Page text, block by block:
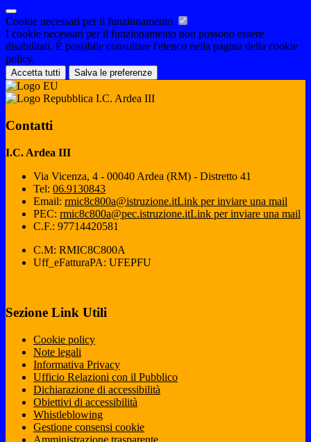
Cookie necessari per il funzionamento
I cookie necessari per il funzionamento non possono essere
disabilitati. È possibile consultare l'elenco nella pagina della cookie
policy.
Accetta tutti Salva le preferenze
I.C. Ardea III
Contatti
I.C. Ardea III
Via Vicenza, 4 - 00040 Ardea (RM) - Distretto 41
Tel: 06.9130843
Email: rmic8c800a@istruzione.itLink per inviare una mail
PEC: rmic8c800a@pec.istruzione.itLink per inviare una mail
C.F.: 97714420581
C.M: RMIC8C800A
Uff_eFatturaPA: UFEPFU
Sezione Link Utili
Cookie policy
Note legali
Informativa Privacy
Ufficio Relazioni con il Pubblico
Dichiarazione di accessibilità
Obiettivi di accessibilità
Whistleblowing
Gestione consensi cookie
Amministrazione trasparente